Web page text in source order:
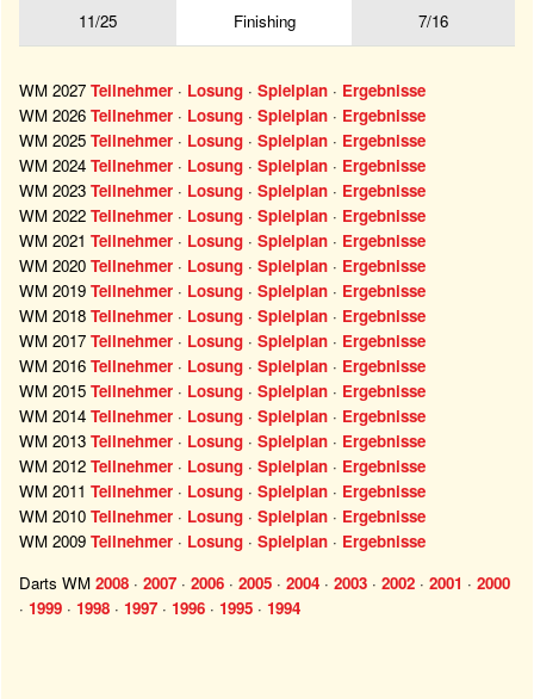
11/25 Finishing 7/16
WM 2027 Teilnehmer · Losung · Spielplan · Ergebnisse
WM 2026 Teilnehmer · Losung · Spielplan · Ergebnisse
WM 2025 Teilnehmer · Losung · Spielplan · Ergebnisse
WM 2024 Teilnehmer · Losung · Spielplan · Ergebnisse
WM 2023 Teilnehmer · Losung · Spielplan · Ergebnisse
WM 2022 Teilnehmer · Losung · Spielplan · Ergebnisse
WM 2021 Teilnehmer · Losung · Spielplan · Ergebnisse
WM 2020 Teilnehmer · Losung · Spielplan · Ergebnisse
WM 2019 Teilnehmer · Losung · Spielplan · Ergebnisse
WM 2018 Teilnehmer · Losung · Spielplan · Ergebnisse
WM 2017 Teilnehmer · Losung · Spielplan · Ergebnisse
WM 2016 Teilnehmer · Losung · Spielplan · Ergebnisse
WM 2015 Teilnehmer · Losung · Spielplan · Ergebnisse
WM 2014 Teilnehmer · Losung · Spielplan · Ergebnisse
WM 2013 Teilnehmer · Losung · Spielplan · Ergebnisse
WM 2012 Teilnehmer · Losung · Spielplan · Ergebnisse
WM 2011 Teilnehmer · Losung · Spielplan · Ergebnisse
WM 2010 Teilnehmer · Losung · Spielplan · Ergebnisse
WM 2009 Teilnehmer · Losung · Spielplan · Ergebnisse
Darts WM 2008 · 2007 · 2006 · 2005 · 2004 · 2003 · 2002 · 2001 · 2000
· 1999 · 1998 · 1997 · 1996 · 1995 · 1994